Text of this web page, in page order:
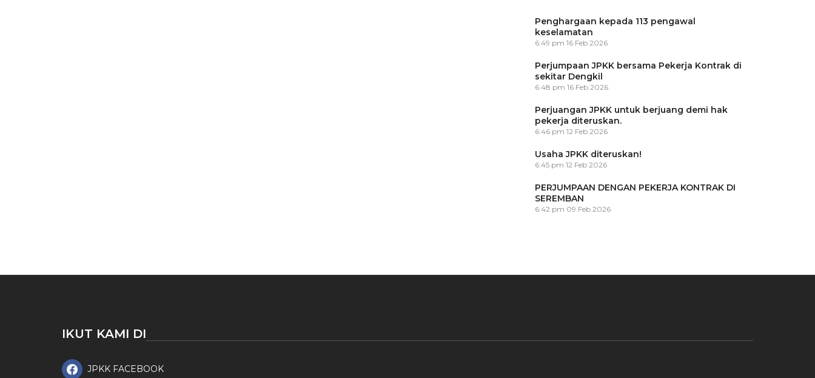
Penghargaan kepada 113 pengawal
keselamatan
6:49 pm 16 Feb 2026
Perjumpaan JPKK bersama Pekerja Kontrak di
sekitar Dengkil
6:48 pm 16 Feb 2026
Perjuangan JPKK untuk berjuang demi hak
pekerja diteruskan.
6:46 pm 12 Feb 2026
Usaha JPKK diteruskan!
6:45 pm 12 Feb 2026
PERJUMPAAN DENGAN PEKERJA KONTRAK DI
SEREMBAN
6:42 pm 09 Feb 2026
IKUT KAMI DI
JPKK FACEBOOK